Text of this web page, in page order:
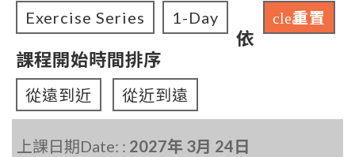
Exercise Series 1-Day clear重置
依
課程開始時間排序
從遠到近 從近到遠
上課日期Date: : 2027年 3月 24日